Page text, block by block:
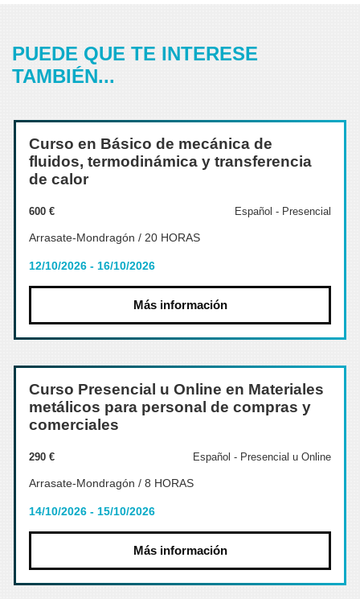
PUEDE QUE TE INTERESE
TAMBIÉN...
Curso en Básico de mecánica de
fluidos, termodinámica y transferencia
de calor
600 € Español - Presencial
Arrasate-Mondragón / 20 HORAS
12/10/2026 - 16/10/2026
Más información
Curso Presencial u Online en Materiales
metálicos para personal de compras y
comerciales
290 € Español - Presencial u Online
Arrasate-Mondragón / 8 HORAS
14/10/2026 - 15/10/2026
Más información